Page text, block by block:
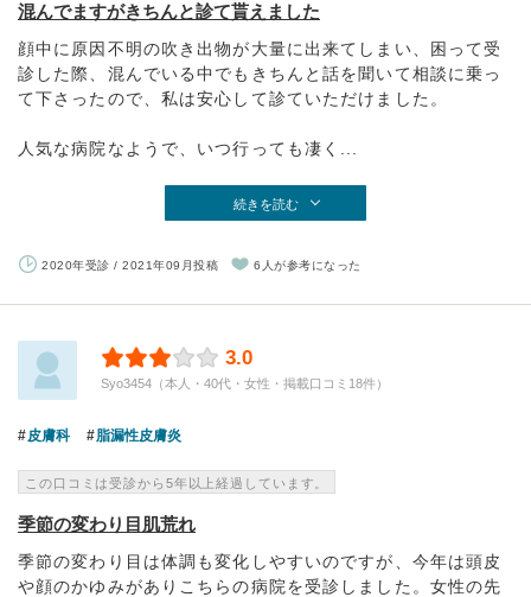
混んでますがきちんと診て貰えました
顔中に原因不明の吹き出物が大量に出来てしまい、困って受
診した際、混んでいる中でもきちんと話を聞いて相談に乗っ
て下さったので、私は安心して診ていただけました。
人気な病院なようで、いつ行っても凄く...
続きを読む
2020年受診 / 2021年09月投稿 6人が参考になった
3.0
Syo3454（本人・40代・女性・掲載口コミ18件）
皮膚科 脂漏性皮膚炎
この口コミは受診から5年以上経過しています。
季節の変わり目肌荒れ
季節の変わり目は体調も変化しやすいのですが、今年は頭皮
や顔のかゆみがありこちらの病院を受診しました。女性の先